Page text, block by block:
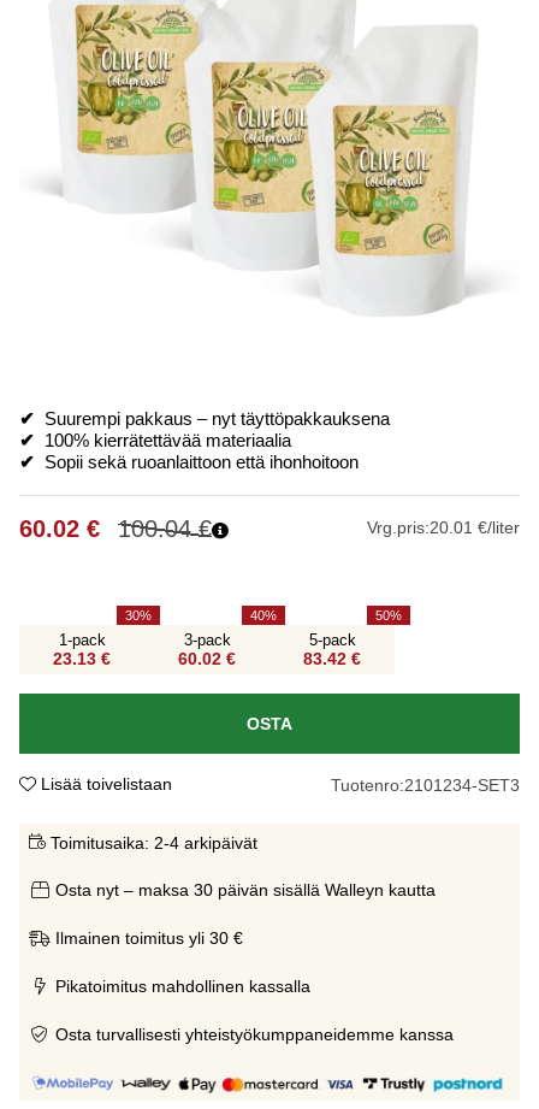
✔ Suurempi pakkaus – nyt täyttöpakkauksena
✔ 100% kierrätettävää materiaalia
✔ Sopii sekä ruoanlaittoon että ihonhoitoon
100.04€
60.02 € Vrg.pris:20.01 €/liter
1-pack
23.13 €
30
3-pack
60.02 €
40
5-pack
83.42 €
50
OSTA
Lisää toivelistaan Tuotenro:2101234-SET3
Toimitusaika: 2-4 arkipäivät
Osta nyt – maksa 30 päivän sisällä Walleyn kautta
Ilmainen toimitus yli 30 €
Pikatoimitus mahdollinen kassalla
Osta turvallisesti yhteistyökumppaneidemme kanssa